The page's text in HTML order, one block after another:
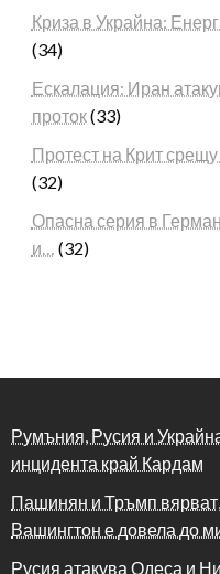
Криза в Украйна:
(34)
Ескалация: Иран
проток(33)
Протест на Крит срещу
(32)
Опасна серия в
и… (32)
Румъния, Русия и
инцидента край Кардам
Пашинян и Тръмп
Вашингтон е довела до
Русия атакува Одеса и